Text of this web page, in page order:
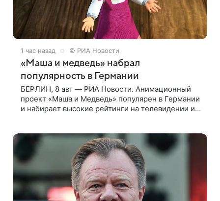
1 час назад © РИА Новости
«Маша и медведь» набрал
популярность в Германии
БЕРЛИН, 8 авг — РИА Новости. Анимационный
проект «Маша и Медведь» популярен в Германии
и набирает высокие рейтинги на телевидении и в